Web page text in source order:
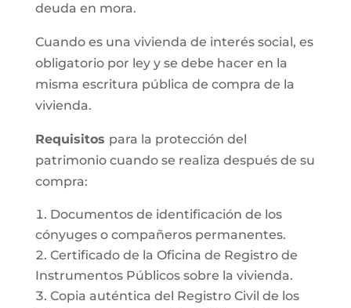
deuda en mora.
Cuando es una vivienda de interés social, es
obligatorio por ley y se debe hacer en la
misma escritura pública de compra de la
vivienda.
Requisitos para la protección del
patrimonio cuando se realiza después de su
compra:
Documentos de identificación de los
cónyuges o compañeros permanentes.
Certificado de la Oficina de Registro de
Instrumentos Públicos sobre la vivienda.
Copia auténtica del Registro Civil de los